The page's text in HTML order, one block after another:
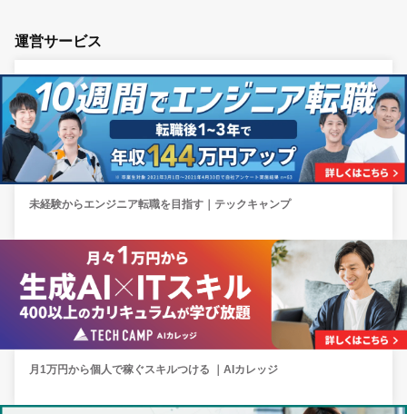
運営サービス
未経験からエンジニア転職を目指す｜テックキャンプ
月1万円から個人で稼ぐスキルつける ｜AIカレッジ